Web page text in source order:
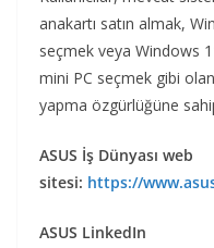
anakartı satın almak,
seçmek veya Windows
mini PC seçmek gibi
yapma özgürlüğüne
ASUS İş Dünyası web
sitesi: https://
ASUS LinkedIn